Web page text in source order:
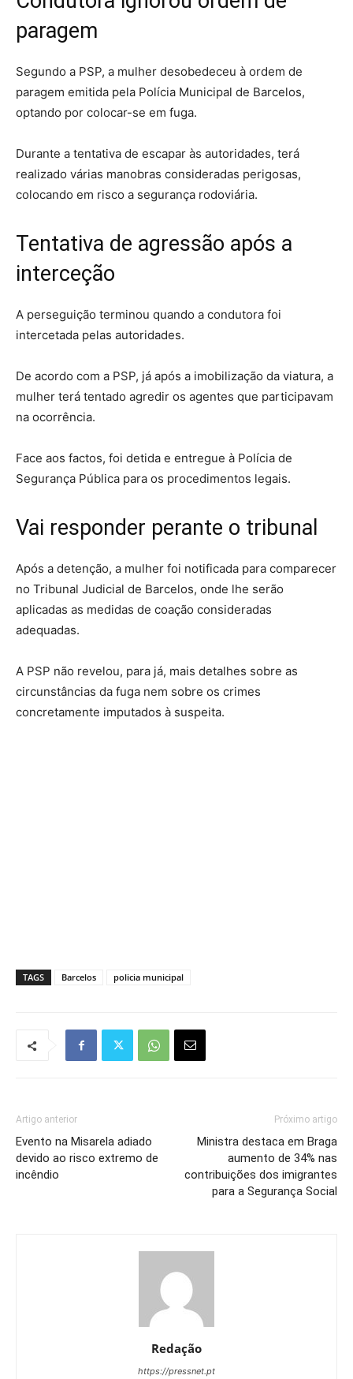
paragem
Segundo a PSP, a mulher desobedeceu à ordem de
paragem emitida pela Polícia Municipal de Barcelos,
optando por colocar-se em fuga.
Durante a tentativa de escapar às autoridades, terá
realizado várias manobras consideradas perigosas,
colocando em risco a segurança rodoviária.
Tentativa de agressão após a
interceção
A perseguição terminou quando a condutora foi
intercetada pelas autoridades.
De acordo com a PSP, já após a imobilização da viatura, a
mulher terá tentado agredir os agentes que participavam
na ocorrência.
Face aos factos, foi detida e entregue à Polícia de
Segurança Pública para os procedimentos legais.
Vai responder perante o tribunal
Após a detenção, a mulher foi notificada para comparecer
no Tribunal Judicial de Barcelos, onde lhe serão
aplicadas as medidas de coação consideradas
adequadas.
A PSP não revelou, para já, mais detalhes sobre as
circunstâncias da fuga nem sobre os crimes
concretamente imputados à suspeita.
TAGS Barcelos policia municipal
Artigo anterior
Evento na Misarela adiado
devido ao risco extremo de
incêndio
Próximo artigo
Ministra destaca em Braga
aumento de 34% nas
contribuições dos imigrantes
para a Segurança Social
Redação
https://pressnet.pt